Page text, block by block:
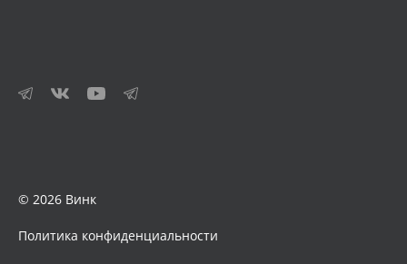
© 2026 Винк
Политика конфиденциальности